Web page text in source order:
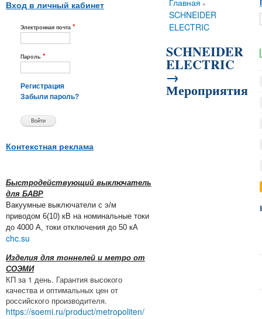
Вход в личный кабинет
Электронная почта *
Пароль *
Регистрация
Забыли пароль?
Контекстная реклама
Быстродействующий выключатель
для БАВР
Вакуумные выключатели с э/м
приводом 6(10) кВ на номинальные токи
до 4000 А, токи отключения до 50 кА
chc.su
Изделия для тоннелей и метро от
СОЭМИ
КП за 1 день. Гарантия высокого
качества и оптимальных цен от
российского производителя.
https://soemi.ru/product/metropoliten/
Вы здесь
Главная »
SCHNEIDER
ELECTRIC
SCHNEIDER
ELECTRIC
→
Мероприятия